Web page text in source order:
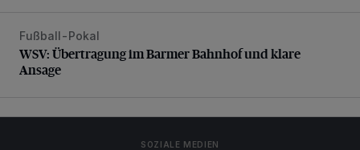
WSV: Übertragung im Barmer Bahnhof und klare Ansage
Fußball-Pokal
WSV: Übertragung im Barmer Bahnhof und klare
Ansage
SOZIALE MEDIEN